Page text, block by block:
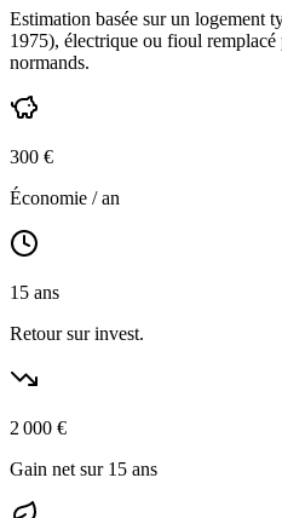
Estimation basée sur un logement
1975), électrique ou fioul
normands.
300 €
Économie / an
15 ans
Retour sur invest.
2 000 €
Gain net sur 15 ans